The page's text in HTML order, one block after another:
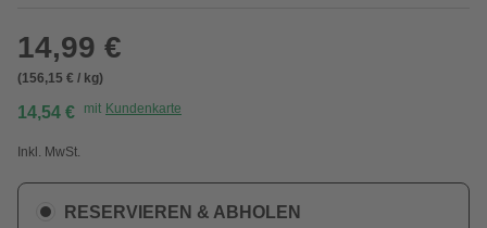
14,99 €
(156,15 € / kg)
14,54 € mit Kundenkarte
Inkl. MwSt.
RESERVIEREN & ABHOLEN